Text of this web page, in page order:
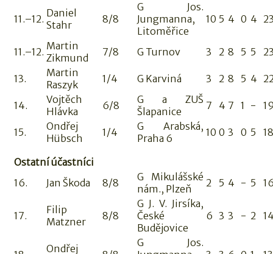
11.–12. Daniel
Stahr
8/8
G Jos.
Jungmanna,
Litoměřice
10 5 4 0 4
11.–12. Martin
Zikmund
7/8 G Turnov 3 2 8 5 5
13.
Martin
Raszyk
1/4 G Karviná 3 2 8 5 4
14.
Vojtěch
Hlávka
6/8
G a ZUŠ
Šlapanice
7 4 7 1 -
15.
Ondřej
Hübsch
1/4
G Arabská,
Praha 6
10 0 3 0 5 18
Ostatní účastníci
16.
Jan Škoda 8/8
G Mikulášské
nám., Plzeň
2 5 4 - 5
17.
Filip
Matzner
8/8
G J. V. Jirsíka,
České
Budějovice
6 3 3 - 2
Ondřej
G Jos.